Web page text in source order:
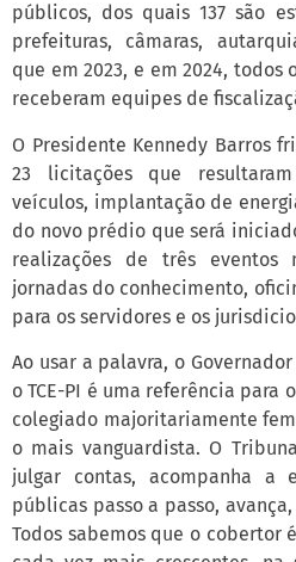
públicos, dos quais 137 são
prefeituras, câmaras,
que em 2023, e em 2024, todos
receberam equipes de
O Presidente Kennedy Barros
23 licitações que
veículos, implantação de
do novo prédio que será
realizações de três eventos
jornadas do conhecimento,
para os servidores e os
Ao usar a palavra, o
o TCE-PI é uma referência para
colegiado majoritariamente
o mais vanguardista. O
julgar contas, acompanha a
públicas passo a passo,
Todos sabemos que o cobertor